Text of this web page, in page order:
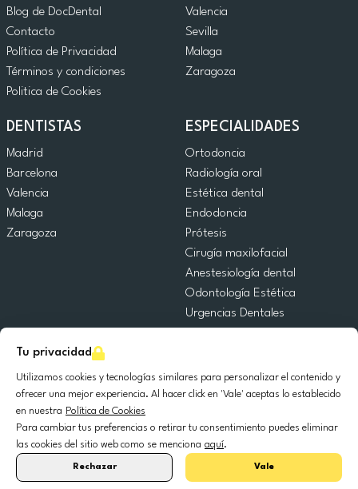
Tu privacidad
Utilizamos cookies y tecnologías similares para personalizar el contenido y
ofrecer una mejor experiencia. Al hacer click en 'Vale' aceptas lo establecido
en nuestra Política de Cookies
Para cambiar tus preferencias o retirar tu consentimiento puedes eliminar
las cookies del sitio web como se menciona aquí.
Rechazar Vale
Blog de DocDental
Contacto
Política de Privacidad
Términos y condiciones
Politica de Cookies
Valencia
Sevilla
Malaga
Zaragoza
DENTISTAS
Madrid
Barcelona
Valencia
Malaga
Zaragoza
ESPECIALIDADES
Ortodoncia
Radiología oral
Estética dental
Endodoncia
Prótesis
Cirugía maxilofacial
Anestesiología dental
Odontología Estética
Urgencias Dentales
Cirugía Oral
Implantología dental
© 2025 DocDental. Todos los derechos reservados.
United
España Polska